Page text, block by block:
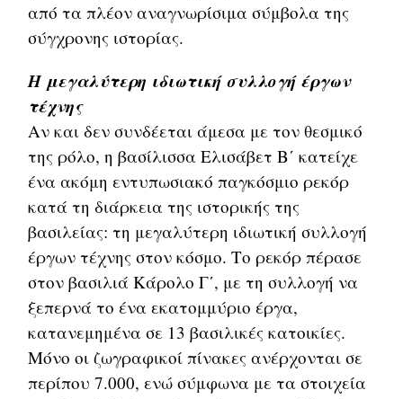
από τα πλέον αναγνωρίσιμα σύμβολα της
σύγχρονης ιστορίας.
Η μεγαλύτερη ιδιωτική συλλογή έργων
τέχνης
Αν και δεν συνδέεται άμεσα με τον θεσμικό
της ρόλο, η βασίλισσα Ελισάβετ Β΄ κατείχε
ένα ακόμη εντυπωσιακό παγκόσμιο ρεκόρ
κατά τη διάρκεια της ιστορικής της
βασιλείας: τη μεγαλύτερη ιδιωτική συλλογή
έργων τέχνης στον κόσμο. Το ρεκόρ πέρασε
στον βασιλιά Κάρολο Γ΄, με τη συλλογή να
ξεπερνά το ένα εκατομμύριο έργα,
κατανεμημένα σε 13 βασιλικές κατοικίες.
Μόνο οι ζωγραφικοί πίνακες ανέρχονται σε
περίπου 7.000, ενώ σύμφωνα με τα στοιχεία